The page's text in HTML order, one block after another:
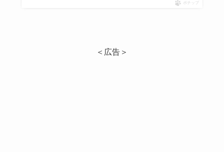
ポチップ
＜広告＞